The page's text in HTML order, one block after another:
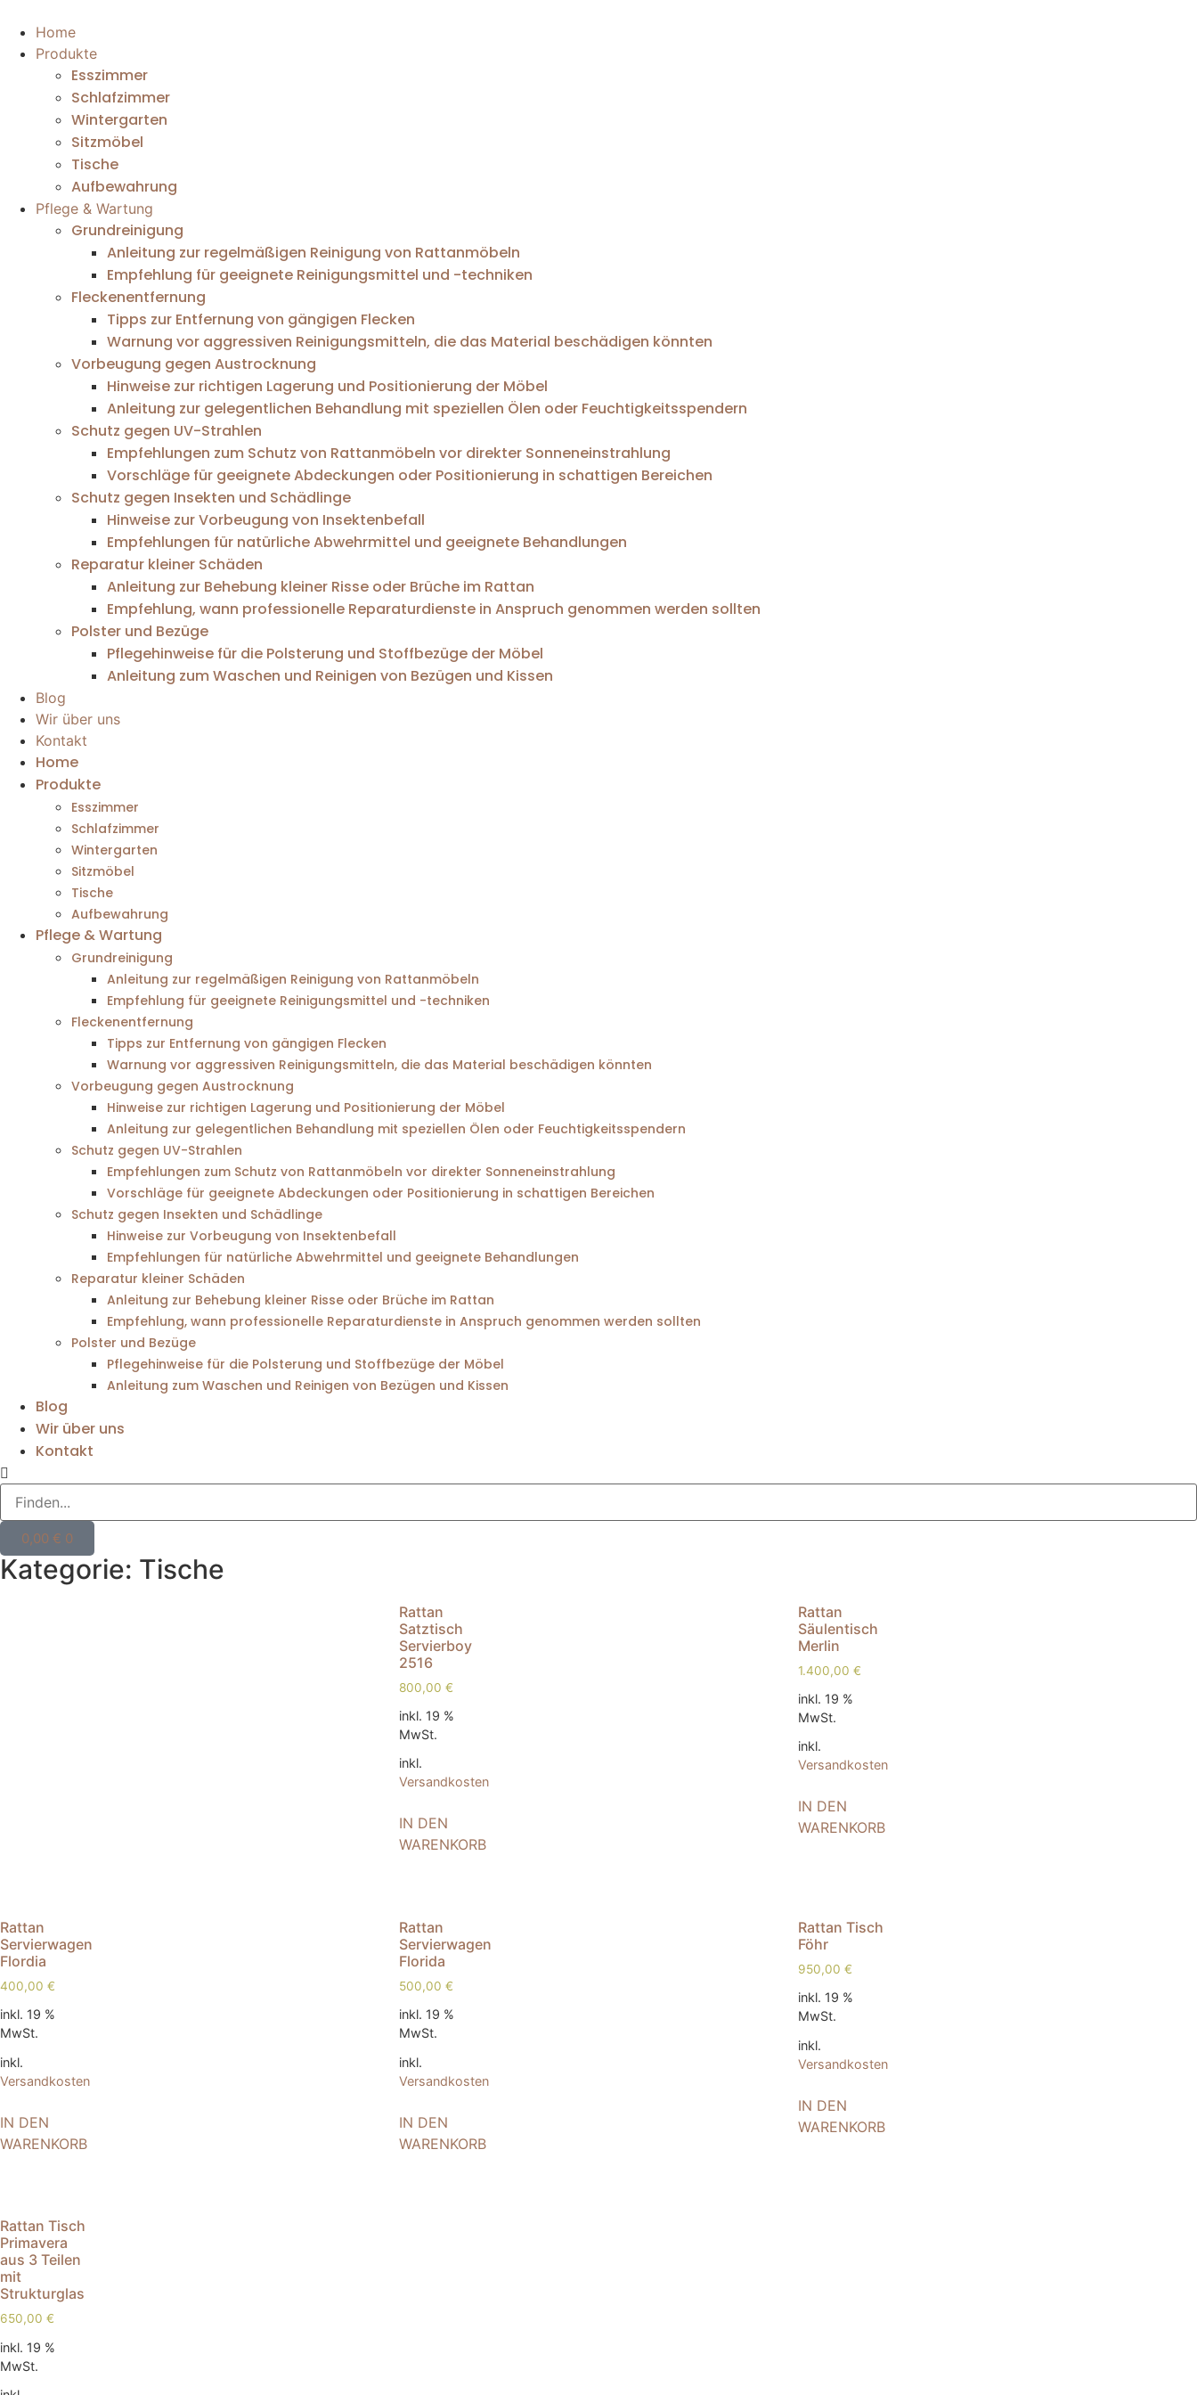
Home
Produkte
Esszimmer
Schlafzimmer
Wintergarten
Sitzmöbel
Tische
Aufbewahrung
Pflege & Wartung
Grundreinigung
Anleitung zur regelmäßigen Reinigung von Rattanmöbeln
Empfehlung für geeignete Reinigungsmittel und -techniken
Fleckenentfernung
Tipps zur Entfernung von gängigen Flecken
Warnung vor aggressiven Reinigungsmitteln, die das Material beschädigen könnten
Vorbeugung gegen Austrocknung
Hinweise zur richtigen Lagerung und Positionierung der Möbel
Anleitung zur gelegentlichen Behandlung mit speziellen Ölen oder Feuchtigkeitsspendern
Schutz gegen UV-Strahlen
Empfehlungen zum Schutz von Rattanmöbeln vor direkter Sonneneinstrahlung
Vorschläge für geeignete Abdeckungen oder Positionierung in schattigen Bereichen
Schutz gegen Insekten und Schädlinge
Hinweise zur Vorbeugung von Insektenbefall
Empfehlungen für natürliche Abwehrmittel und geeignete Behandlungen
Reparatur kleiner Schäden
Anleitung zur Behebung kleiner Risse oder Brüche im Rattan
Empfehlung, wann professionelle Reparaturdienste in Anspruch genommen werden sollten
Polster und Bezüge
Pflegehinweise für die Polsterung und Stoffbezüge der Möbel
Anleitung zum Waschen und Reinigen von Bezügen und Kissen
Blog
Wir über uns
Kontakt
Home
Produkte
Esszimmer
Schlafzimmer
Wintergarten
Sitzmöbel
Tische
Aufbewahrung
Pflege & Wartung
Grundreinigung
Anleitung zur regelmäßigen Reinigung von Rattanmöbeln
Empfehlung für geeignete Reinigungsmittel und -techniken
Fleckenentfernung
Tipps zur Entfernung von gängigen Flecken
Warnung vor aggressiven Reinigungsmitteln, die das Material beschädigen könnten
Vorbeugung gegen Austrocknung
Hinweise zur richtigen Lagerung und Positionierung der Möbel
Anleitung zur gelegentlichen Behandlung mit speziellen Ölen oder Feuchtigkeitsspendern
Schutz gegen UV-Strahlen
Empfehlungen zum Schutz von Rattanmöbeln vor direkter Sonneneinstrahlung
Vorschläge für geeignete Abdeckungen oder Positionierung in schattigen Bereichen
Schutz gegen Insekten und Schädlinge
Hinweise zur Vorbeugung von Insektenbefall
Empfehlungen für natürliche Abwehrmittel und geeignete Behandlungen
Reparatur kleiner Schäden
Anleitung zur Behebung kleiner Risse oder Brüche im Rattan
Empfehlung, wann professionelle Reparaturdienste in Anspruch genommen werden sollten
Polster und Bezüge
Pflegehinweise für die Polsterung und Stoffbezüge der Möbel
Anleitung zum Waschen und Reinigen von Bezügen und Kissen
Blog
Wir über uns
Kontakt
0,00 € 0
Kategorie: Tische
Rattan
Satztisch
Servierboy
2516
800,00 €
inkl. 19 %
MwSt.
inkl.
Versandkosten
IN DEN
WARENKORB
Rattan
Säulentisch
Merlin
1.400,00 €
inkl. 19 %
MwSt.
inkl.
Versandkosten
IN DEN
WARENKORB
Rattan
Servierwagen
Flordia
400,00 €
inkl. 19 %
MwSt.
inkl.
Versandkosten
IN DEN
WARENKORB
Rattan
Servierwagen
Florida
500,00 €
inkl. 19 %
MwSt.
inkl.
Versandkosten
IN DEN
WARENKORB
Rattan Tisch
Föhr
950,00 €
inkl. 19 %
MwSt.
inkl.
Versandkosten
IN DEN
WARENKORB
Rattan Tisch
Primavera
aus 3 Teilen
mit
Strukturglas
650,00 €
inkl. 19 %
MwSt.